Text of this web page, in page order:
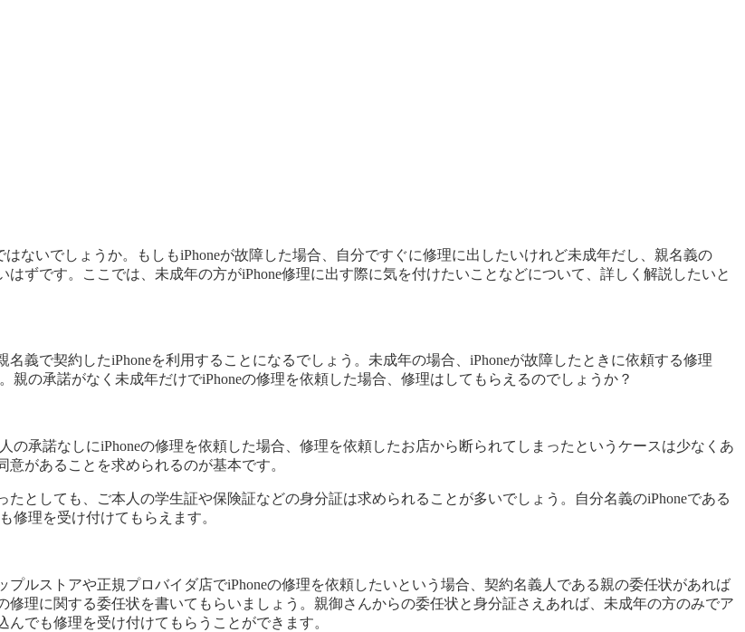
ないでしょうか。もしもiPhoneが故障した場合、自分ですぐに修理に出したいけれど未成年だし、親名義の
ずです。ここでは、未成年の方がiPhone修理に出す際に気を付けたいことなどについて、詳しく解説したいと
義で契約したiPhoneを利用することになるでしょう。未成年の場合、iPhoneが故障したときに依頼する修理
の承諾がなく未成年だけでiPhoneの修理を依頼した場合、修理はしてもらえるのでしょうか？
承諾なしにiPhoneの修理を依頼した場合、修理を依頼したお店から断られてしまったというケースは少なくあ
があることを求められるのが基本です。
としても、ご本人の学生証や保険証などの身分証は求められることが多いでしょう。自分名義のiPhoneである
修理を受け付けてもらえます。
ルストアや正規プロバイダ店でiPhoneの修理を依頼したいという場合、契約名義人である親の委任状があれば
理に関する委任状を書いてもらいましょう。親御さんからの委任状と身分証さえあれば、未成年の方のみでア
でも修理を受け付けてもらうことができます。